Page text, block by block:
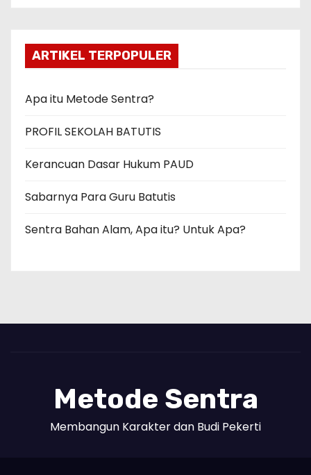
a
ARTIKEL TERPOPULER
Apa itu Metode Sentra?
PROFIL SEKOLAH BATUTIS
Kerancuan Dasar Hukum PAUD
Sabarnya Para Guru Batutis
Sentra Bahan Alam, Apa itu? Untuk Apa?
Metode Sentra
Membangun Karakter dan Budi Pekerti